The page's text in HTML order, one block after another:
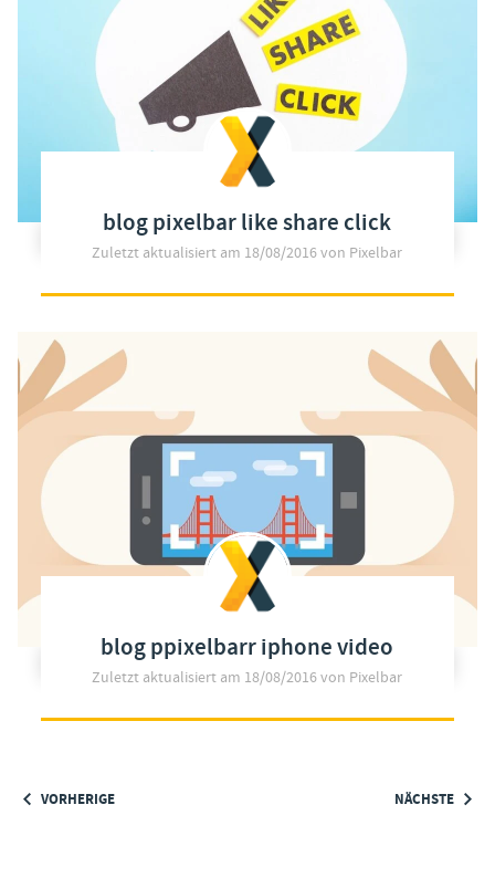
blog pixelbar like share click
Zuletzt aktualisiert am 18/08/2016von Pixelbar
blog ppixelbarr iphone video
Zuletzt aktualisiert am 18/08/2016von Pixelbar
VORHERIGE NÄCHSTE